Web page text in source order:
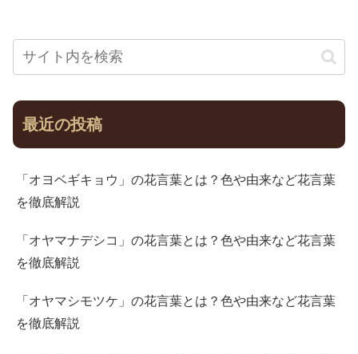
最近の投稿
「オヨベギキョウ」の花言葉とは？色や由来など花言葉
を徹底解説
「オヤマナデシコ」の花言葉とは？色や由来など花言葉
を徹底解説
「オヤマシモツケ」の花言葉とは？色や由来など花言葉
を徹底解説